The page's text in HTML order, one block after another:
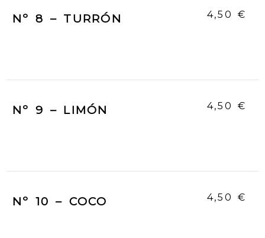
Nº 8 – TURRÓN 4,50 €
Nº 9 – LIMÓN 4,50 €
Nº 10 – COCO 4,50 €